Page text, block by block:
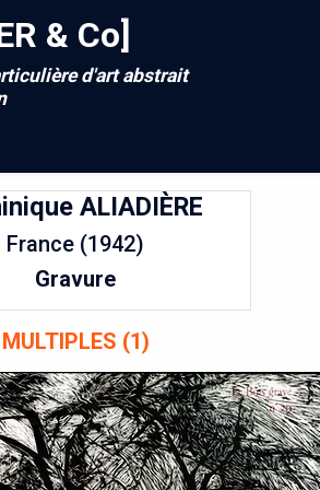
& Co]
d'art abstrait
ALIADIÈRE
France (1942)
Gravure
MULTIPLES (1)